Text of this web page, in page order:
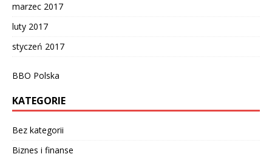
marzec 2017
luty 2017
styczeń 2017
BBO Polska
KATEGORIE
Bez kategorii
Biznes i finanse